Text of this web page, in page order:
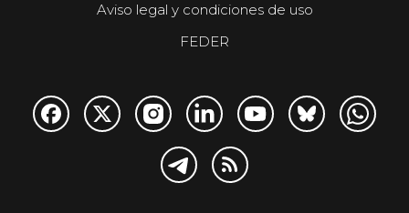
Aviso legal y condiciones de uso
FEDER